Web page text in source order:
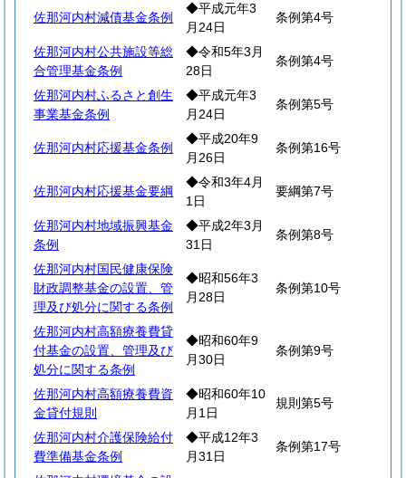
佐那河内村減債基金条例
◆平成元年3
月24日
条例第4号
佐那河内村公共施設等総
合管理基金条例
◆令和5年3月
28日
条例第4号
佐那河内村ふるさと創生
事業基金条例
◆平成元年3
月24日
条例第5号
佐那河内村応援基金条例
◆平成20年9
月26日
条例第16号
佐那河内村応援基金要綱
◆令和3年4月
1日
要綱第7号
佐那河内村地域振興基金
条例
◆平成2年3月
31日
条例第8号
佐那河内村国民健康保険
財政調整基金の設置、管
理及び処分に関する条例
◆昭和56年3
月28日
条例第10号
佐那河内村高額療養費貸
付基金の設置、管理及び
処分に関する条例
◆昭和60年9
月30日
条例第9号
佐那河内村高額療養費資
金貸付規則
◆昭和60年10
月1日
規則第5号
佐那河内村介護保険給付
費準備基金条例
◆平成12年3
月31日
条例第17号